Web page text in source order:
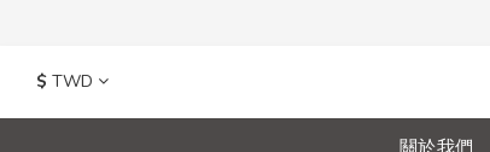
$ TWD
關於我們